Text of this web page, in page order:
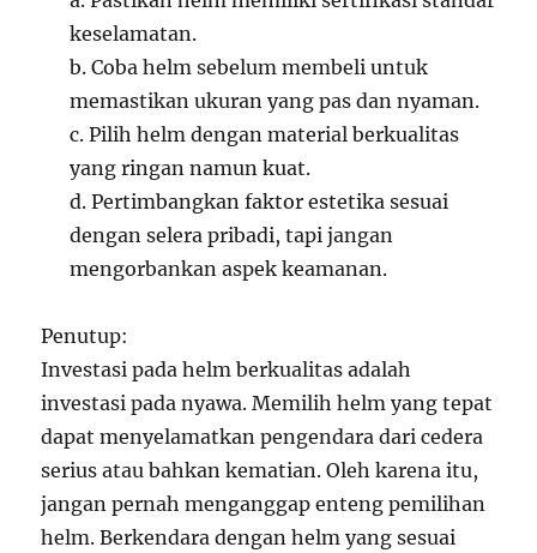
keselamatan.
b. Coba helm sebelum membeli untuk
memastikan ukuran yang pas dan nyaman.
c. Pilih helm dengan material berkualitas
yang ringan namun kuat.
d. Pertimbangkan faktor estetika sesuai
dengan selera pribadi, tapi jangan
mengorbankan aspek keamanan.
Penutup:
Investasi pada helm berkualitas adalah
investasi pada nyawa. Memilih helm yang tepat
dapat menyelamatkan pengendara dari cedera
serius atau bahkan kematian. Oleh karena itu,
jangan pernah menganggap enteng pemilihan
helm. Berkendara dengan helm yang sesuai